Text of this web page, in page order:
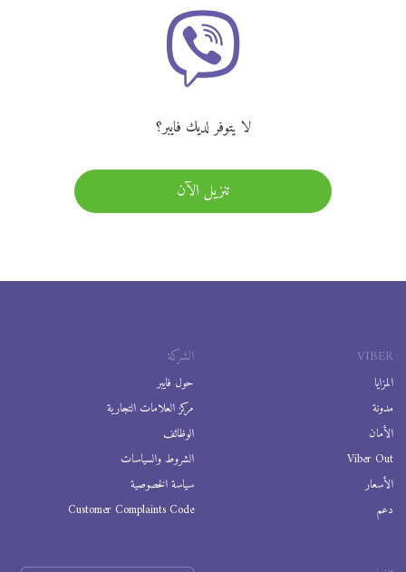
لا يتوفر لديك فايبر؟
تنزيل الآن
VIBER
المزايا
مدونة
الأمان
Viber Out
الأسعار
دعم
الشركة
حول فايبر
مركز العلامات التجارية
الوظائف
الشروط والسياسات
سياسة الخصوصية
Customer Complaints Code